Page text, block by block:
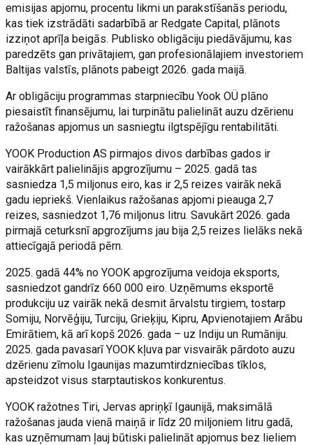
emisijas apjomu, procentu likmi un parakstīšanās periodu,
kas tiek izstrādāti sadarbībā ar Redgate Capital, plānots
izziņot aprīļa beigās. Publisko obligāciju piedāvājumu, kas
paredzēts gan privātajiem, gan profesionālajiem investoriem
Baltijas valstīs, plānots pabeigt 2026. gada maijā.
Ar obligāciju programmas starpniecību Yook OÜ plāno
piesaistīt finansējumu, lai turpinātu palielināt auzu dzērienu
ražošanas apjomus un sasniegtu ilgtspējīgu rentabilitāti.
YOOK Production AS pirmajos divos darbības gados ir
vairākkārt palielinājis apgrozījumu – 2025. gadā tas
sasniedza 1,5 miljonus eiro, kas ir 2,5 reizes vairāk nekā
gadu iepriekš. Vienlaikus ražošanas apjomi pieauga 2,7
reizes, sasniedzot 1,76 miljonus litru. Savukārt 2026. gada
pirmajā ceturksnī apgrozījums jau bija 2,5 reizes lielāks nekā
attiecīgajā periodā pērn.
2025. gadā 44% no YOOK apgrozījuma veidoja eksports,
sasniedzot gandrīz 660 000 eiro. Uzņēmums eksportē
produkciju uz vairāk nekā desmit ārvalstu tirgiem, tostarp
Somiju, Norvēģiju, Turciju, Grieķiju, Kipru, Apvienotajiem Arābu
Emirātiem, kā arī kopš 2026. gada – uz Indiju un Rumāniju.
2025. gada pavasarī YOOK kļuva par visvairāk pārdoto auzu
dzērienu zīmolu Igaunijas mazumtirdzniecības tīklos,
apsteidzot visus starptautiskos konkurentus.
YOOK ražotnes Tiri, Jervas apriņķī Igaunijā, maksimālā
ražošanas jauda vienā maiņā ir līdz 20 miljoniem litru gadā,
kas uzņēmumam ļauj būtiski palielināt apjomus bez lieliem